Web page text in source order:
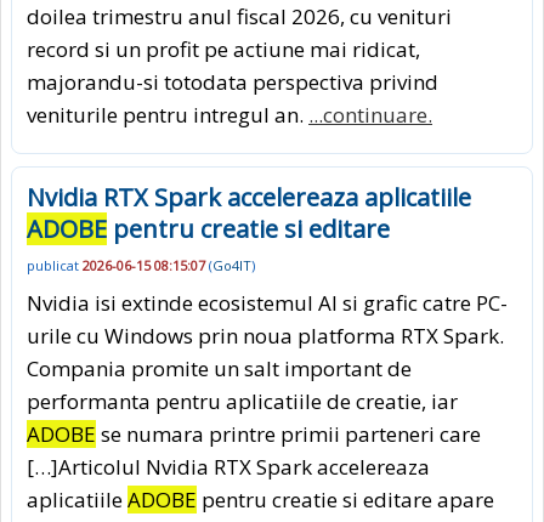
doilea trimestru anul fiscal 2026, cu venituri
record si un profit pe actiune mai ridicat,
majorandu-si totodata perspectiva privind
veniturile pentru intregul an. ...continuare.
Nvidia RTX Spark accelereaza aplicatiile
ADOBE pentru creatie si editare
publicat 2026-06-15 08:15:07(Go4IT)
Nvidia isi extinde ecosistemul AI si grafic catre PC-
urile cu Windows prin noua platforma RTX Spark.
Compania promite un salt important de
performanta pentru aplicatiile de creatie, iar
ADOBE se numara printre primii parteneri care
[…]Articolul Nvidia RTX Spark accelereaza
aplicatiileADOBE pentru creatie si editare apare